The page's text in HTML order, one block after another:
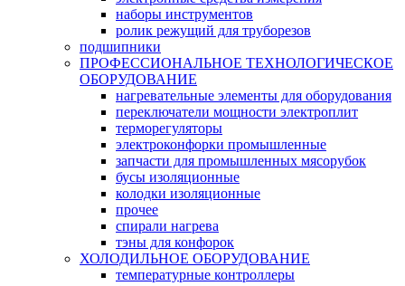
наборы инструментов
ролик режущий для труборезов
подшипники
ПРОФЕССИОНАЛЬНОЕ ТЕХНОЛОГИЧЕСКОЕ
ОБОРУДОВАНИЕ
нагревательные элементы для оборудования
переключатели мощности электроплит
терморегуляторы
электроконфорки промышленные
запчасти для промышленных мясорубок
бусы изоляционные
колодки изоляционные
прочее
спирали нагрева
тэны для конфорок
ХОЛОДИЛЬНОЕ ОБОРУДОВАНИЕ
температурные контроллеры